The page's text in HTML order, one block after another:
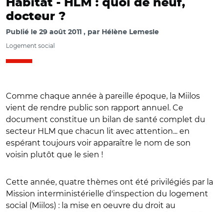
Habitat - HLM : quoi de neuf,
docteur ?
Publié le 29 août 2011 par Hélène Lemesle
Logement social
Comme chaque année à pareille époque, la Miilos
vient de rendre public son rapport annuel. Ce
document constitue un bilan de santé complet du
secteur HLM que chacun lit avec attention... en
espérant toujours voir apparaître le nom de son
voisin plutôt que le sien !
Cette année, quatre thèmes ont été privilégiés par la
Mission interministérielle d'inspection du logement
social (Miilos) : la mise en oeuvre du droit au